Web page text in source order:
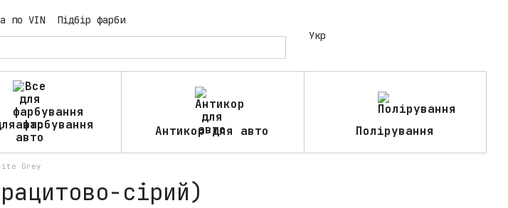
по VIN
Підбір фарби
Укр
фарбування
авто
Антикор для авто Полірування
Grey
сірий)